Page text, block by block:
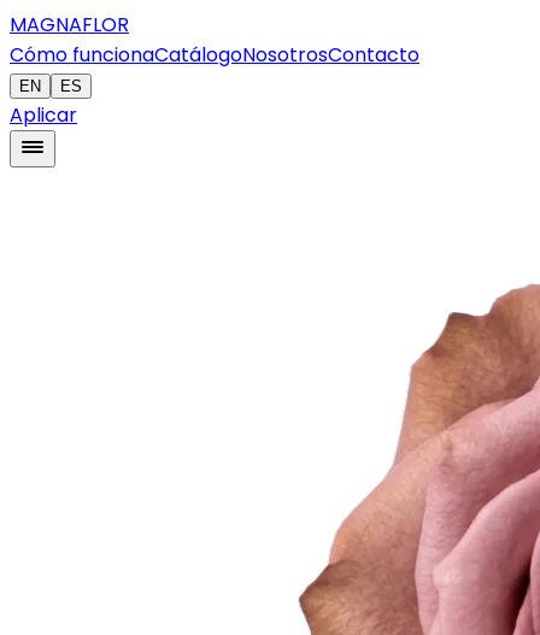
MAGNAFLOR
Cómo funcionaCatálogoNosotrosContacto
EN ES
Aplicar